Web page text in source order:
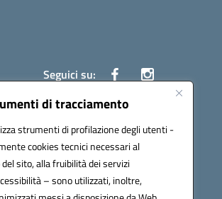
di tracciamento
strumenti di profilazione degli utenti -
cookies tecnici necessari al
sito, alla fruibilità dei servizi
– sono utilizzati, inoltre,
Seguici su: